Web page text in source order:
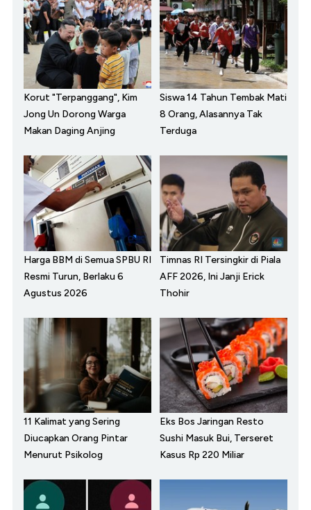
Korut "Terpanggang", Kim
Jong Un Dorong Warga
Makan Daging Anjing
Siswa 14 Tahun Tembak Mati
8 Orang, Alasannya Tak
Terduga
Harga BBM di Semua SPBU RI
Resmi Turun, Berlaku 6
Agustus 2026
Timnas RI Tersingkir di Piala
AFF 2026, Ini Janji Erick
Thohir
11 Kalimat yang Sering
Diucapkan Orang Pintar
Menurut Psikolog
Eks Bos Jaringan Resto
Sushi Masuk Bui, Terseret
Kasus Rp 220 Miliar